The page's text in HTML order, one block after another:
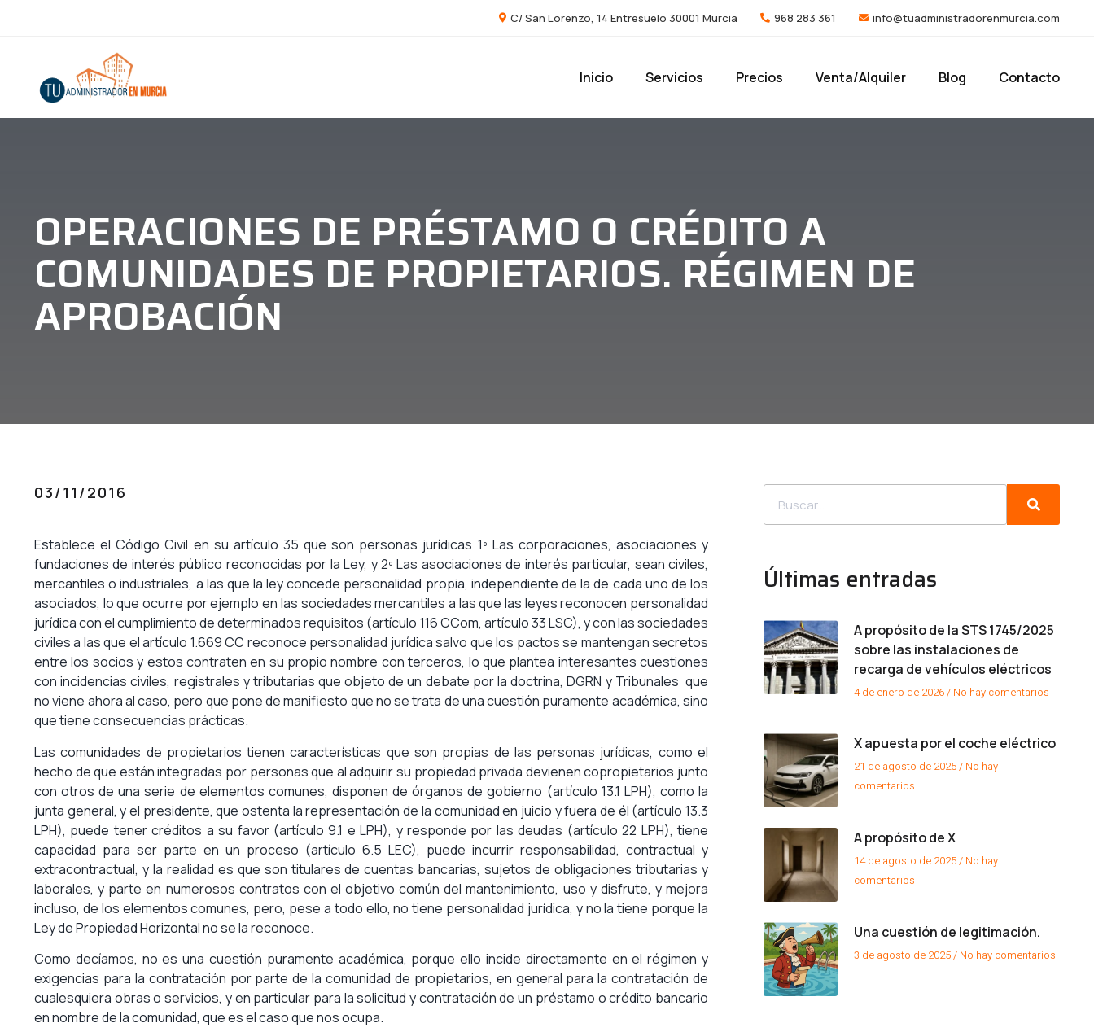
C/ San Lorenzo, 14 Entresuelo 30001 Murcia 968 283 361 info@tuadministradorenmurcia.com
Inicio Servicios Precios Venta/Alquiler Blog Contacto
OPERACIONES DE PRÉSTAMO O CRÉDITO A
COMUNIDADES DE PROPIETARIOS. RÉGIMEN DE
APROBACIÓN
03/11/2016
Establece el Código Civil en su artículo 35 que son personas jurídicas 1º Las corporaciones, asociaciones y
fundaciones de interés público reconocidas por la Ley, y 2º Las asociaciones de interés particular, sean civiles,
mercantiles o industriales, a las que la ley concede personalidad propia, independiente de la de cada uno de los
asociados, lo que ocurre por ejemplo en las sociedades mercantiles a las que las leyes reconocen personalidad
jurídica con el cumplimiento de determinados requisitos (artículo 116 CCom, artículo 33 LSC), y con las sociedades
civiles a las que el artículo 1.669 CC reconoce personalidad jurídica salvo que los pactos se mantengan secretos
entre los socios y estos contraten en su propio nombre con terceros, lo que plantea interesantes cuestiones
con incidencias civiles, registrales y tributarias que objeto de un debate por la doctrina, DGRN y Tribunales que
no viene ahora al caso, pero que pone de manifiesto que no se trata de una cuestión puramente académica, sino
que tiene consecuencias prácticas.
Las comunidades de propietarios tienen características que son propias de las personas jurídicas, como el
hecho de que están integradas por personas que al adquirir su propiedad privada devienen copropietarios junto
con otros de una serie de elementos comunes, disponen de órganos de gobierno (artículo 13.1 LPH), como la
junta general, y el presidente, que ostenta la representación de la comunidad en juicio y fuera de él (artículo 13.3
LPH), puede tener créditos a su favor (artículo 9.1 e LPH), y responde por las deudas (artículo 22 LPH), tiene
capacidad para ser parte en un proceso (artículo 6.5 LEC), puede incurrir responsabilidad, contractual y
extracontractual, y la realidad es que son titulares de cuentas bancarias, sujetos de obligaciones tributarias y
laborales, y parte en numerosos contratos con el objetivo común del mantenimiento, uso y disfrute, y mejora
incluso, de los elementos comunes, pero, pese a todo ello, no tiene personalidad jurídica, y no la tiene porque la
Ley de Propiedad Horizontal no se la reconoce.
Como decíamos, no es una cuestión puramente académica, porque ello incide directamente en el régimen y
exigencias para la contratación por parte de la comunidad de propietarios, en general para la contratación de
cualesquiera obras o servicios, y en particular para la solicitud y contratación de un préstamo o crédito bancario
en nombre de la comunidad, que es el caso que nos ocupa.
Últimas entradas
A propósito de la STS 1745/2025
sobre las instalaciones de
recarga de vehículos eléctricos
4 de enero de 2026 No hay comentarios
X apuesta por el coche eléctrico
21 de agosto de 2025
No hay
comentarios
A propósito de X
14 de agosto de 2025
No hay
comentarios
Una cuestión de legitimación.
3 de agosto de 2025 No hay comentarios